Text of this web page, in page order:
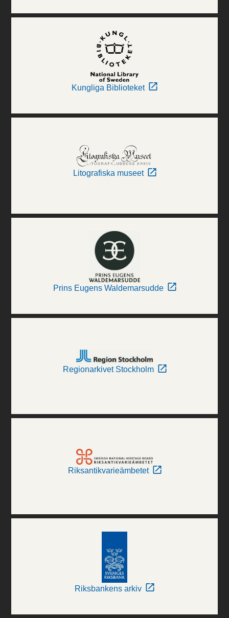
Kungliga Biblioteket
Litografiska museet
Prins Eugens Waldemarsudde
Regionarkivet Stockholm
Riksantikvarieämbetet
Riksbankens arkiv